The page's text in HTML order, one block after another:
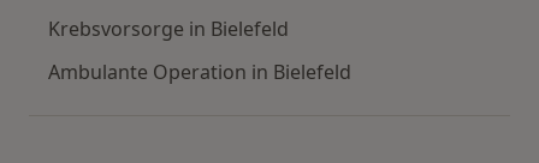
Krebsvorsorge in Bielefeld
Ambulante Operation in Bielefeld